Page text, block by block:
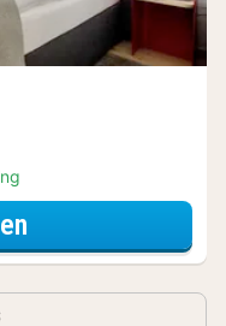
voor Upgrade